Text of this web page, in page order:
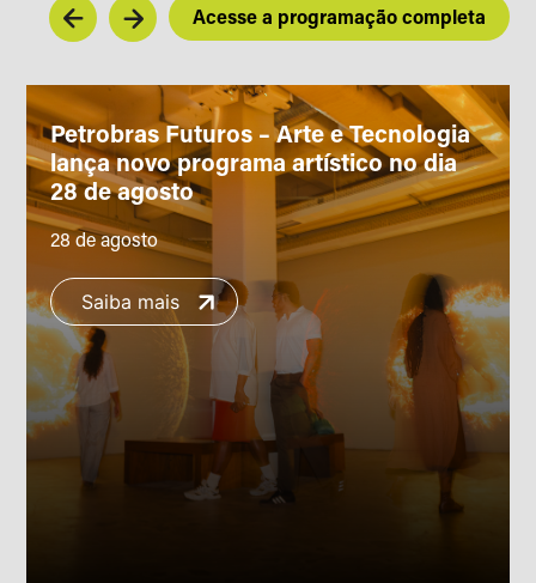
Acesse a programação completa
Petrobras Futuros – Arte e Tecnologia
lança novo programa artístico no dia
28 de agosto
28 de agosto
Saiba mais